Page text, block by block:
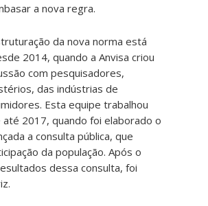
a nova regra.
da nova norma está
2014, quando a Anvisa criou
com pesquisadores,
das indústrias de
Esta equipe trabalhou
2017, quando foi elaborado o
a consulta pública, que
da população. Após o
dessa consulta, foi